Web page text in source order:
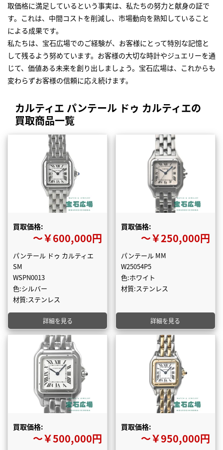
取価格に満足しているという事実は、私たちの努力と献身の証で
す。これは、中間コストを削減し、市場動向を熟知していること
による成果です。
私たちは、宝石広場でのご経験が、お客様にとって特別な記憶と
して残るよう努めています。お客様の大切な時計やジュエリーを通
じて、価値ある未来を創り出しましょう。宝石広場は、これからも
変わらずお客様の信頼に応え続けます。
カルティエ パンテール ドゥ カルティエの
買取商品一覧
買取価格:
〜￥600,000円
パンテール ドゥ カルティエ
SM
WSPN0013
色:シルバー
材質:ステンレス
詳細を見る
買取価格:
〜￥250,000円
パンテール MM
W25054P5
色:ホワイト
材質:ステンレス
詳細を見る
買取価格:
〜￥500,000円
買取価格:
〜￥950,000円